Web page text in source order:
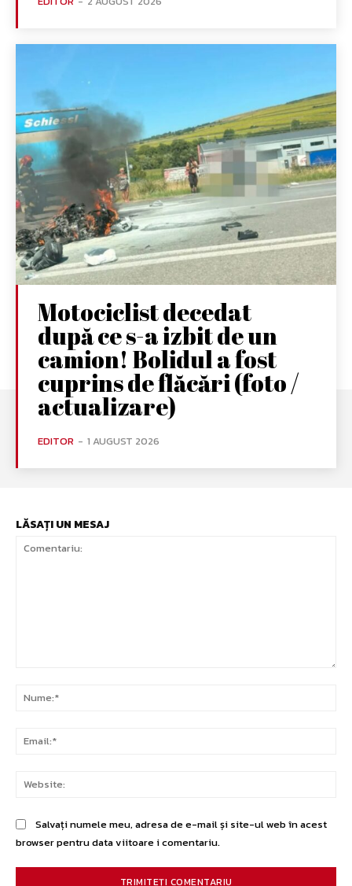
Motociclist decedat
după ce s-a izbit de un
camion! Bolidul a fost
cuprins de flăcări (foto /
actualizare)
EDITOR - 1 AUGUST 2026
LĂSAȚI UN MESAJ
Salvați numele meu, adresa de e-mail și site-ul web în acest
browser pentru data viitoare i comentariu.